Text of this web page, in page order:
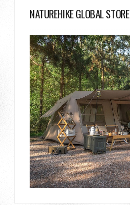
NATUREHIKE GLOBAL STORE